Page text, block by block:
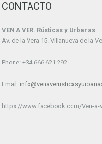
CONTACTO
VEN A VER. Rústicas y Urbanas
Av. de la Vera 15. Villanueva de la
Phone: +34 666 621 292
Email:
https://www.facebook.com/Ven-a-